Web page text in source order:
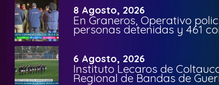
8 Agosto, 2026
En Graneros, Operativo
personas detenidas y 461
6 Agosto, 2026
Instituto Lecaros de
Regional de Bandas de